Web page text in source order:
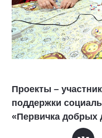
Проекты –
поддержки
«Первичка добрых